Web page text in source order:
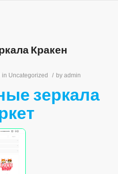
Кракен
in Uncategorized / by admin
зеркала